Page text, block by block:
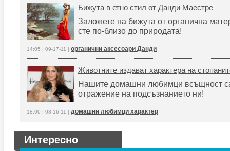
Бижута в етно стил от Данди Маестре
Заложете на бижута от органична
сте по-близо до природата!
14:05 | 09-17-11 | органични аксесоари Данди
Животните издават характера на
Нашите домашни любимци всъщност
отражение на подсъзнанието ни!
18:00 | 08-16-11 | домашни любимци характер
Интересно